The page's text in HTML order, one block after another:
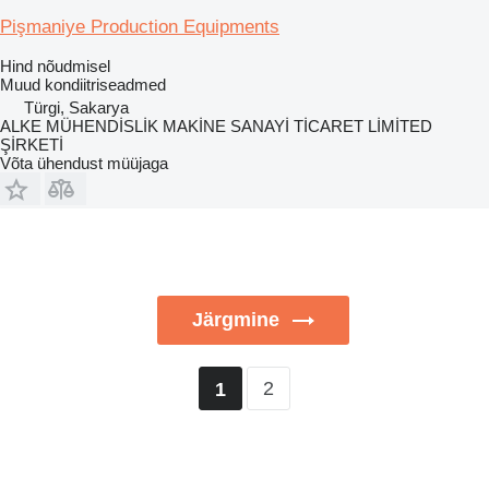
Pişmaniye Production Equipments
Hind nõudmisel
Muud kondiitriseadmed
Türgi, Sakarya
ALKE MÜHENDİSLİK MAKİNE SANAYİ TİCARET LİMİTED
ŞİRKETİ
Võta ühendust müüjaga
Järgmine
1 2